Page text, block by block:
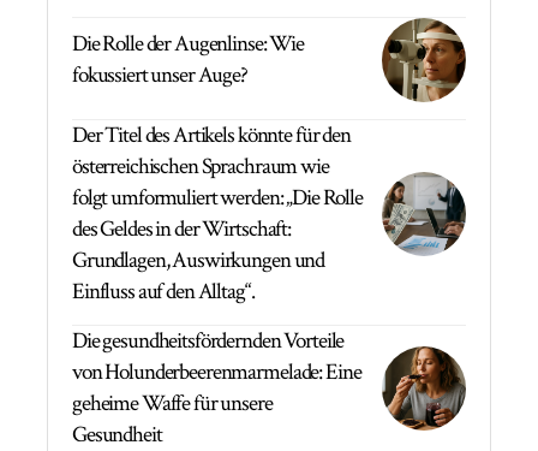
Die Rolle der Augenlinse: Wie
fokussiert unser Auge?
Der Titel des Artikels könnte für den
österreichischen Sprachraum wie
folgt umformuliert werden: „Die Rolle
des Geldes in der Wirtschaft:
Grundlagen, Auswirkungen und
Einfluss auf den Alltag“.
Die gesundheitsfördernden Vorteile
von Holunderbeerenmarmelade: Eine
geheime Waffe für unsere
Gesundheit